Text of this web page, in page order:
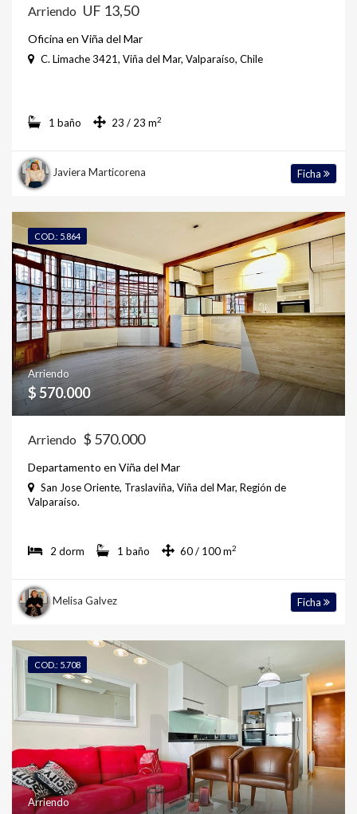
Arriendo UF 13,50
Oficina en Viña del Mar
C. Limache 3421, Viña del Mar, Valparaíso, Chile
1 baño 23 / 23 m2
Javiera Marticorena Ficha
COD.: 5.864
Arriendo
$ 570.000
Arriendo $ 570.000
Departamento en Viña del Mar
San Jose Oriente, Traslaviña, Viña del Mar, Región de
Valparaíso.
2 dorm 1 baño 60 / 100 m2
Melisa Galvez Ficha
COD.: 5.708
Arriendo